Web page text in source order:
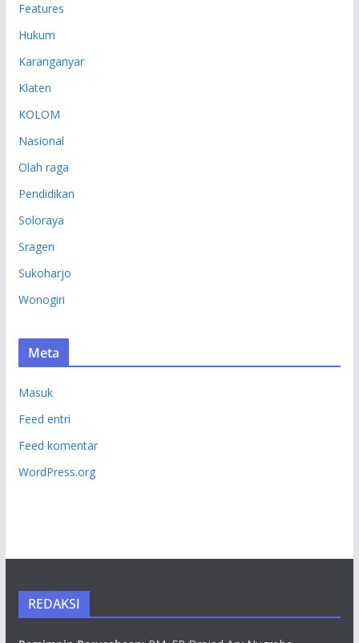
Features
Hukum
Karanganyar
Klaten
KOLOM
Nasional
Olah raga
Pendidikan
Soloraya
Sragen
Sukoharjo
Wonogiri
Meta
Masuk
Feed entri
Feed komentar
WordPress.org
REDAKSI